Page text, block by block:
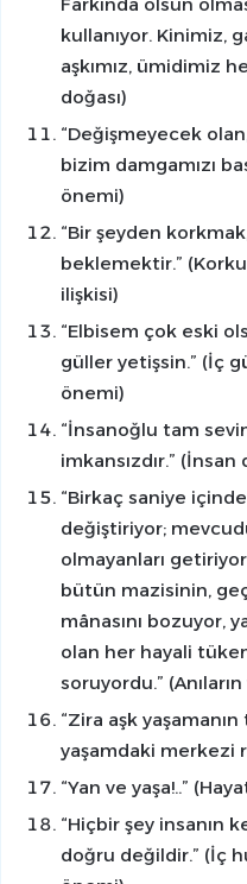
kullanıyor. Kinimiz,
aşkımız, ümidimiz
doğası)
“Değişmeyecek
bizim damgamızı
önemi)
“Bir şeyden
beklemektir.”
ilişkisi)
“Elbisem çok eski
güller yetişsin.” (İç
önemi)
“İnsanoğlu tam
imkansızdır.” (İnsan
“Birkaç saniye
değiştiriyor;
olmayanları
bütün mazisinin,
mânasını bozuyor,
olan her hayali
soruyordu.”
“Zira aşk
yaşamdaki merkezi
“Yan ve yaşa!..”
“Hiçbir şey insanın
doğru değildir.” (İç